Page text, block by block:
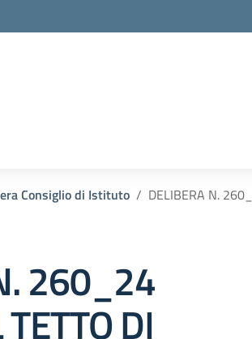
Consiglio di Istituto DELIBERA N.
260_24
DI